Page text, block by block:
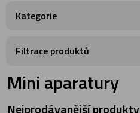
Kategorie
Filtrace produktů
Mini aparatury
Nejprodávanější produkty